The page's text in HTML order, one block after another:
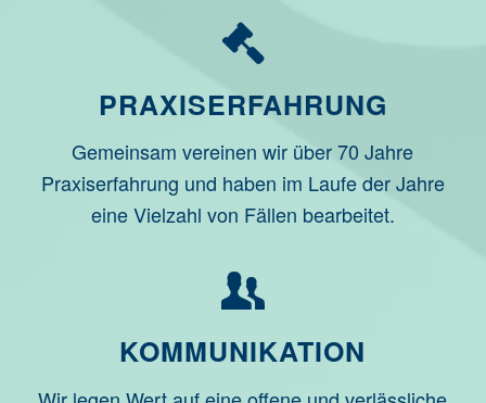
PRAXISERFAHRUNG
Gemeinsam vereinen wir über 70 Jahre
Praxiserfahrung und haben im Laufe der Jahre
eine Vielzahl von Fällen bearbeitet.
KOMMUNIKATION